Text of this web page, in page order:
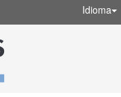
Idioma